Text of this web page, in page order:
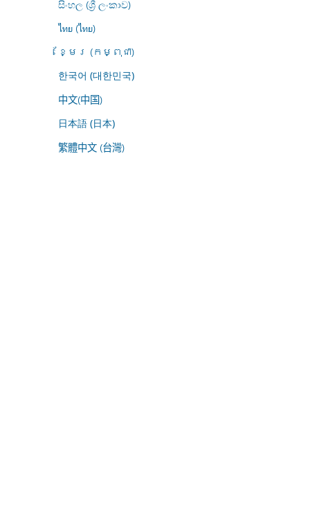
සිංහල (ශ්‍රී ලංකාව)
ไทย (ไทย)
ខ្មែរ (កម្ពុជា)
한국어 (대한민국)
中文(中国)
日本語 (日本)
繁體中文 (台灣)